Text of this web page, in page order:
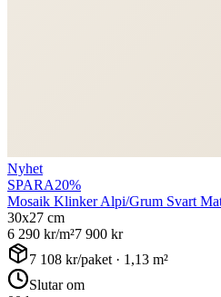
Nyhet
SPARA20%
Mosaik Klinker Alpi/Grum Svart
30x27 cm
6 290 kr/m²7 900 kr
7 108 kr/paket · 1,13 m²
Slutar om